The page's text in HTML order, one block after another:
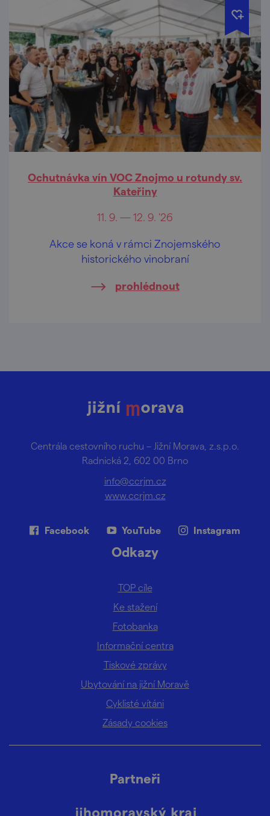
Ochutnávka vín VOC Znojmo u rotundy sv.
Kateřiny
11. 9. — 12. 9. '26
Akce se koná v rámci Znojemského
historického vinobraní
prohlédnout
Centrála cestovního ruchu – Jižní Morava, z.s.p.o.
Radnická 2, 602 00 Brno
info@ccrjm.cz
www.ccrjm.cz
Facebook YouTube Instagram
Odkazy
TOP cíle
Ke stažení
Fotobanka
Informační centra
Tiskové zprávy
Ubytování na jižní Moravě
Cyklisté vítáni
Zásady cookies
Partneři